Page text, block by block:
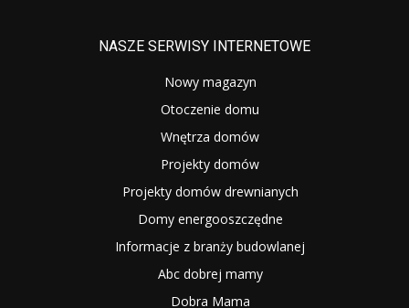
NASZE SERWISY INTERNETOWE
Nowy magazyn
Otoczenie domu
Wnętrza domów
Projekty domów
Projekty domów drewnianych
Domy energooszczędne
Informacje z branży budowlanej
Abc dobrej mamy
Dobra Mama